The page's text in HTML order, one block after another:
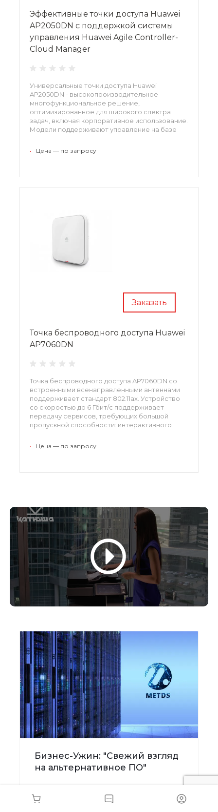
Эффективные точки доступа Huawei
AP2050DN с поддержкой системы
управления Huawei Agile Controller-
Cloud Manager
Универсальные точки доступа Huawei
AP2050DN - высокопроизводительное
многофункциональное решение,
оптимизированное для широкого спектра
задач, включая корпоративное использование.
Модели поддерживают управление на базе
затраты на конфигурирование и обслуживание
• Цена — по запросу
Заказать
Точка беспроводного доступа Huawei
AP7060DN
Точка беспроводного доступа AP7060DN со
встроенными всенаправленными антеннами
поддерживает стандарт 802.11ax. Устройство
со скоростью до 6 Гбит/с поддерживает
передачу сервисов, требующих большой
пропускной способности: интерактивного
потокового HD-видео качества 4K/8K,
• Цена — по запросу
Бизнес-Ужин: "Свежий взгляд
на альтернативное ПО"